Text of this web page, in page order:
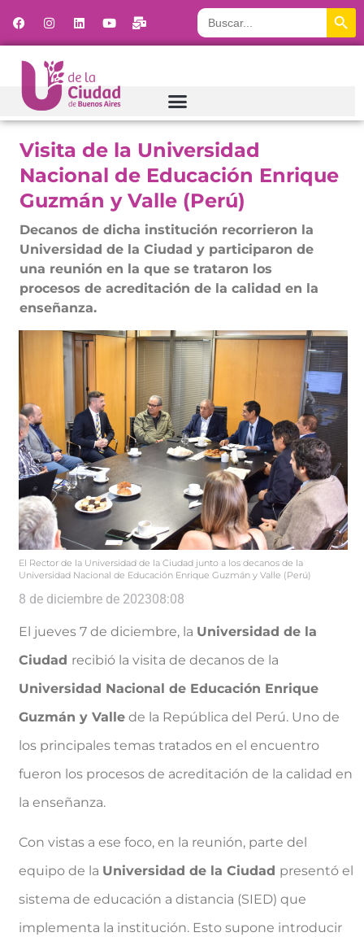
Buscar:
Visita de la Universidad
Nacional de Educación Enrique
Guzmán y Valle (Perú)
Decanos de dicha institución recorrieron la
Universidad de la Ciudad y participaron de
una reunión en la que se trataron los
procesos de acreditación de la calidad en la
enseñanza.
El Rector de la Universidad de la Ciudad junto a los decanos de la
Universidad Nacional de Educación Enrique Guzmán y Valle (Perú)
8 de diciembre de 202308:08
El jueves 7 de diciembre, la Universidad de la
Ciudad recibió la visita de decanos de la
Universidad Nacional de Educación Enrique
Guzmán y Valle de la República del Perú. Uno de
los principales temas tratados en el encuentro
fueron los procesos de acreditación de la calidad en
la enseñanza.
Con vistas a ese foco, en la reunión, parte del
equipo de la Universidad de la Ciudad presentó el
sistema de educación a distancia (SIED) que
implementa la institución. Esto supone introducir